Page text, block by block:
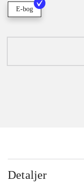
E-bog
Detaljer